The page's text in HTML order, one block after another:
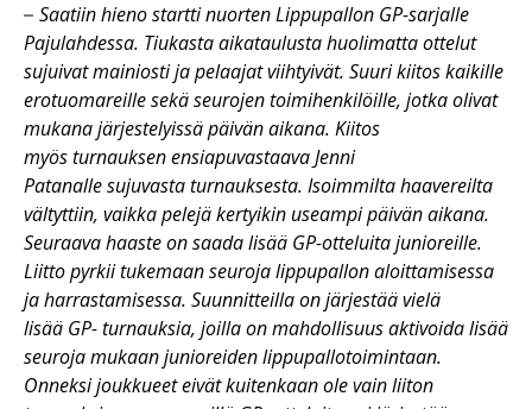
– Saatiin hieno startti nuorten Lippupallon GP-sarjalle
Pajulahdessa. Tiukasta aikataulusta huolimatta ottelut
sujuivat mainiosti ja pelaajat viihtyivät. Suuri kiitos kaikille
erotuomareille sekä seurojen toimihenkilöille, jotka olivat
mukana järjestelyissä päivän aikana. Kiitos
myös turnauksen ensiapuvastaava Jenni
Patanalle sujuvasta turnauksesta. Isoimmilta haavereilta
vältyttiin, vaikka pelejä kertyikin useampi päivän aikana.
Seuraava haaste on saada lisää GP-otteluita junioreille.
Liitto pyrkii tukemaan seuroja lippupallon aloittamisessa
ja harrastamisessa. Suunnitteilla on järjestää vielä
lisää GP- turnauksia, joilla on mahdollisuus aktivoida lisää
seuroja mukaan junioreiden lippupallotoimintaan.
Onneksi joukkueet eivät kuitenkaan ole vain liiton